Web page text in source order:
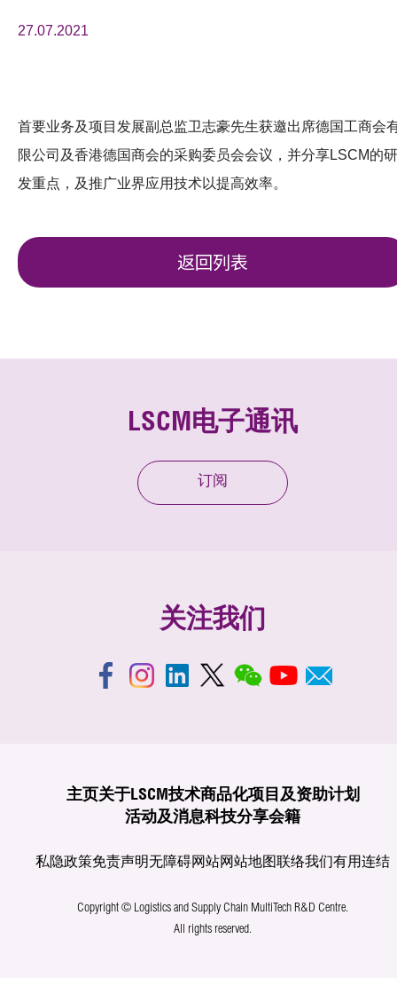
科技分享
27.07.2021
首要业务及项目发展副总监卫志豪先生获邀出席德国工商会
限公司及香港德国商会的采购委员会会议，并分享LSCM的研
发重点，及推广业界应用技术以提高效率。
返回列表
LSCM电子通讯
订阅
关注我们
主页关于LSCM技术商品化项目及资助计划
活动及消息科技分享会籍
私隐政策免责声明无障碍网站网站地图联络我们有用连结
Copyright © Logistics and Supply Chain MultiTech R&D Centre.
All rights reserved.